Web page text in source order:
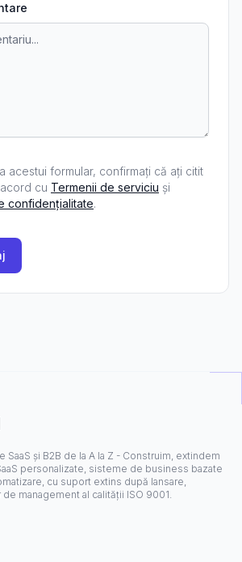
acestui formular, confirmați că ați citit
cu Termenii de serviciu și
confidențialitate.
și B2B de la A la Z - Construim, extindem
personalizate, sisteme de business bazate
cu suport extins după lansare,
management al calității ISO 9001.